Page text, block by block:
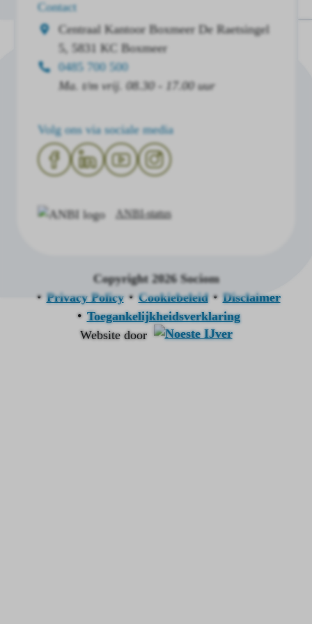
Contact
Centraal Kantoor Boxmeer
De Raetsingel
5, 5831 KC Boxmeer
0485 700 500
Ma. t/m vrij. 08.30 - 17.00 uur
Volg ons via sociale media
ANBI-status
Copyright 2026 Sociom
Privacy Policy
Cookiebeleid
Disclaimer
Toegankelijkheidsverklaring
Website door